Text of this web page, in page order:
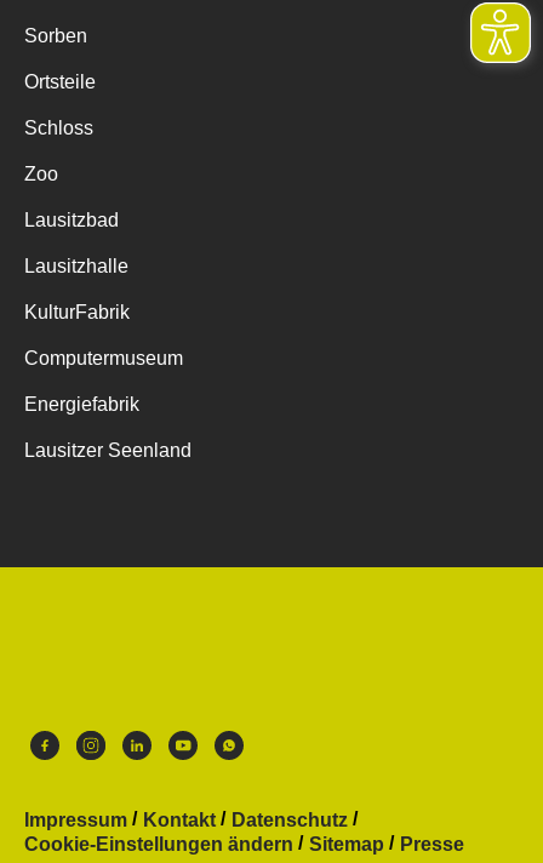
Sorben
Ortsteile
Schloss
Zoo
Lausitzbad
Lausitzhalle
KulturFabrik
Computermuseum
Energiefabrik
Lausitzer Seenland
Impressum Kontakt
Datenschutz
Cookie-Einstellungen ändern
Sitemap Presse